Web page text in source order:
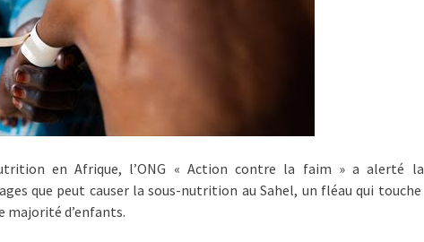
en Afrique, l’ONG « Action contre la faim » a alerté la
que peut causer la sous-nutrition au Sahel, un fléau qui touche
majorité d’enfants.